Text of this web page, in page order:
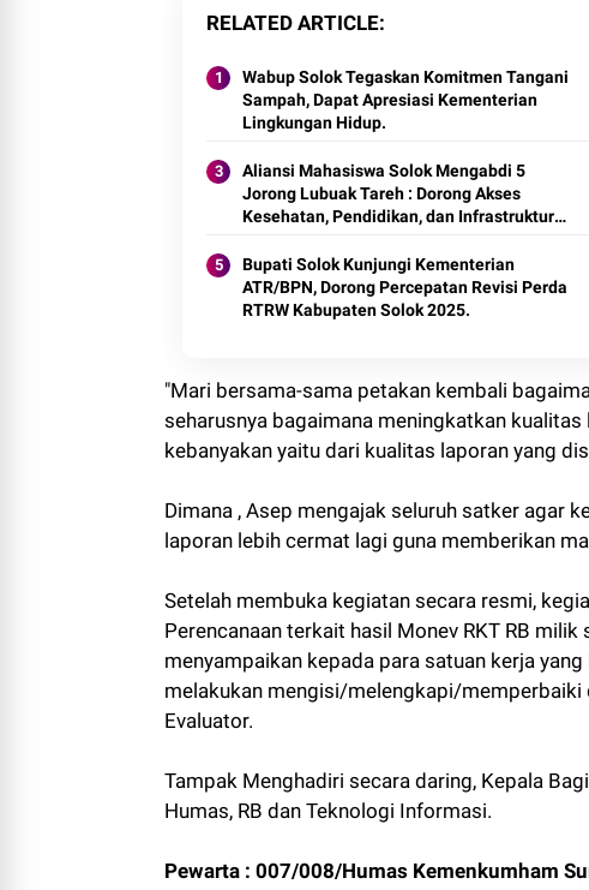
RELATED ARTICLE
Wabup Solok Tegaskan Komitmen Tangani
Sampah, Dapat Apresiasi Kementerian
Lingkungan Hidup.
Aliansi Mahasiswa Solok Mengabdi 5
Jorong Lubuak Tareh : Dorong Akses
Kesehatan, Pendidikan, dan Infrastruktur
Bupati Solok Kunjungi Kementerian
ATR/BPN, Dorong Percepatan Revisi Perda
RTRW Kabupaten Solok 2025.
"Mari bersama-sama petakan kembali
seharusnya bagaimana meningkatkan
kebanyakan yaitu dari kualitas laporan yang
Dimana , Asep mengajak seluruh satker agar
laporan lebih cermat lagi guna memberikan
Setelah membuka kegiatan secara resmi,
Perencanaan terkait hasil Monev RKT RB
menyampaikan kepada para satuan kerja
melakukan mengisi/melengkapi/
Evaluator.
Tampak Menghadiri secara daring, Kepala
Humas, RB dan Teknologi Informasi.
Pewarta : 007/008/Humas Kemenkumham